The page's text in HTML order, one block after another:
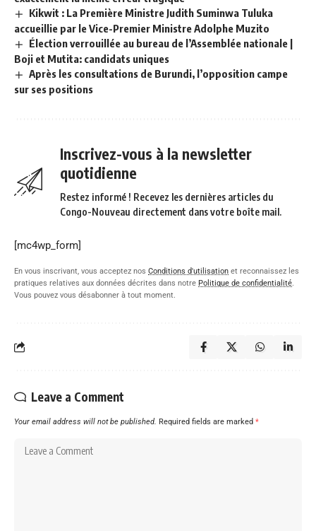
Kikwit : La Première Ministre Judith Suminwa Tuluka
accueillie par le Vice-Premier Ministre Adolphe Muzito
Élection verrouillée au bureau de l’Assemblée nationale |
Boji et Mutita: candidats uniques
Après les consultations de Burundi, l’opposition campe
sur ses positions
Inscrivez-vous à la newsletter
quotidienne
Restez informé ! Recevez les dernières articles du
Congo-Nouveau directement dans votre boîte mail.
[mc4wp_form]
En vous inscrivant, vous acceptez nos Conditions d'utilisation et reconnaissez les
pratiques relatives aux données décrites dans notre Politique de confidentialité.
Vous pouvez vous désabonner à tout moment.
Leave a Comment
Your email address will not be published. Required fields are marked *